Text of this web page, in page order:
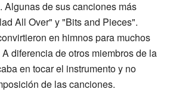
Algunas de sus canciones más
All Over" y "Bits and Pieces".
en himnos para muchos
diferencia de otros miembros de la
en tocar el instrumento y no
de las canciones.